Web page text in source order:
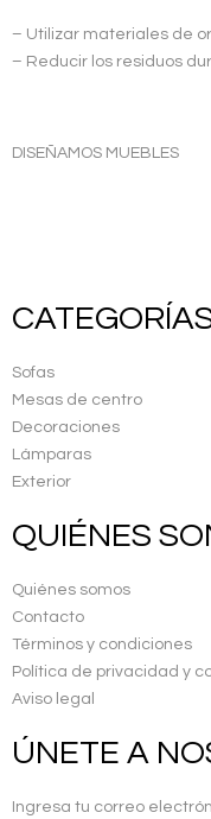
– Utilizar materiales de
– Reducir los residuos
DISEÑAMOS MUEBLES
Sofas
Mesas de centro
Decoraciones
Lámparas
Exterior
QUIÉNES
Quiénes somos
Contacto
Términos y condiciones
Política de privacidad y
Aviso legal
ÚNETE A
Ingresa tu correo